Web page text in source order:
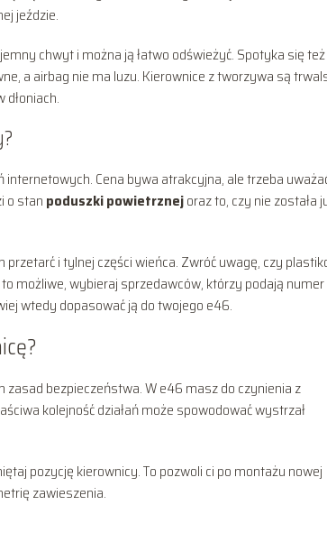
jeździe.
chwyt i można ją łatwo odświeżyć. Spotyka się też
a airbag nie ma luzu. Kierownice z tworzywa są
Cena bywa atrakcyjna, ale trzeba
o stanpoduszki powietrznejoraz to, czy nie została
i tylnej części wieńca. Zwróć uwagę, czy
możliwe, wybieraj sprzedawców, którzy podają numer
wtedy dopasować ją do twojego e46.
bezpieczeństwa. W e46 masz do czynienia z
kolejność działań może spowodować wystrzał
pozycję kierownicy. To pozwoli ci po montażu nowej
zawieszenia.